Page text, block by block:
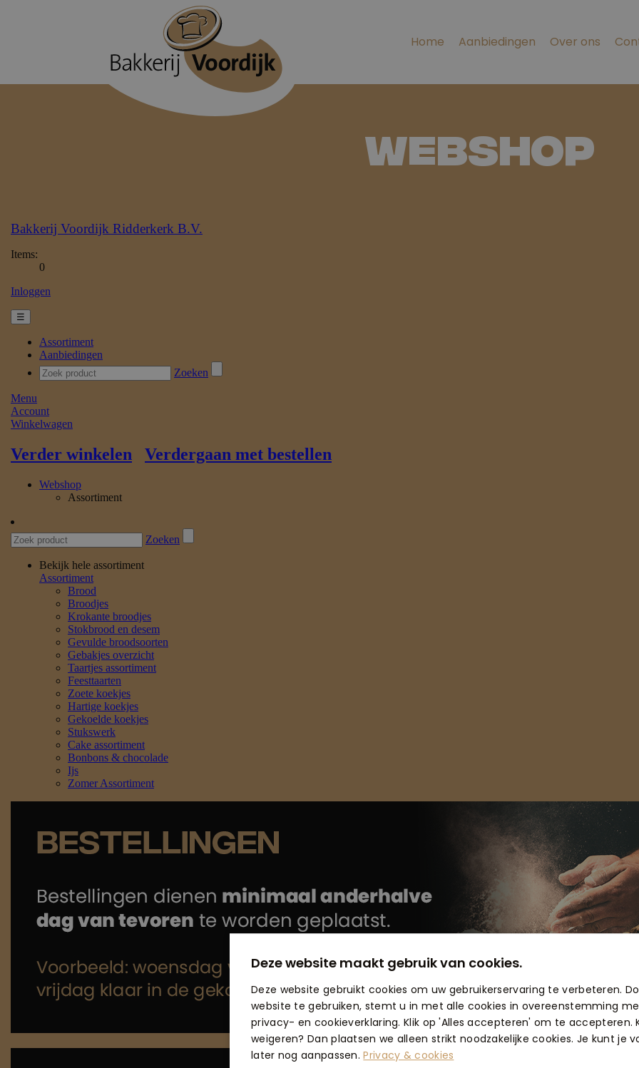
Home Aanbiedingen Over ons
Webshop
Deze website maakt gebruik van cookies.
Deze website gebruikt cookies om uw gebruikerservaring te verbeteren.
website te gebruiken, stemt u in met alle cookies in overeenstemming
privacy- en cookieverklaring. Klik op 'Alles accepteren' om te accepteren.
weigeren? Dan plaatsen we alleen strikt noodzakelijke cookies. Je kunt je
later nog aanpassen.Privacy & cookies